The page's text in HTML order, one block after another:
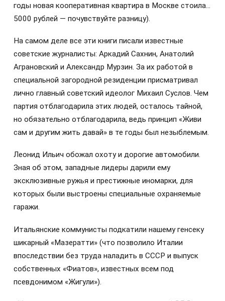
годы новая кооперативная квартира в Москве стоила…
5000 рублей — почувствуйте разницу).
На самом деле все эти книги писали известные
советские журналисты: Аркадий Сахнин, Анатолий
Аграновский и Александр Мурзин. За их работой в
специальной загородной резиденции присматривал
лично главный советский идеолог Михаил Суслов. Чем
партия отблагодарила этих людей, осталось тайной,
но обязательно отблагодарила, ведь принцип «Живи
сам и другим жить давай» в те годы был незыблемым.
Леонид Ильич обожал охоту и дорогие автомобили.
Зная об этом, западные лидеры дарили ему
эксклюзивные ружья и престижные иномарки, для
которых были выстроены специальные охраняемые
гаражи.
Итальянские коммунисты подкатили нашему генсеку
шикарный «Мазератти» (что позволило Италии
впоследствии без труда наладить в СССР и выпуск
собственных «Фиатов», известных всем под
псевдонимом «Жигули»).